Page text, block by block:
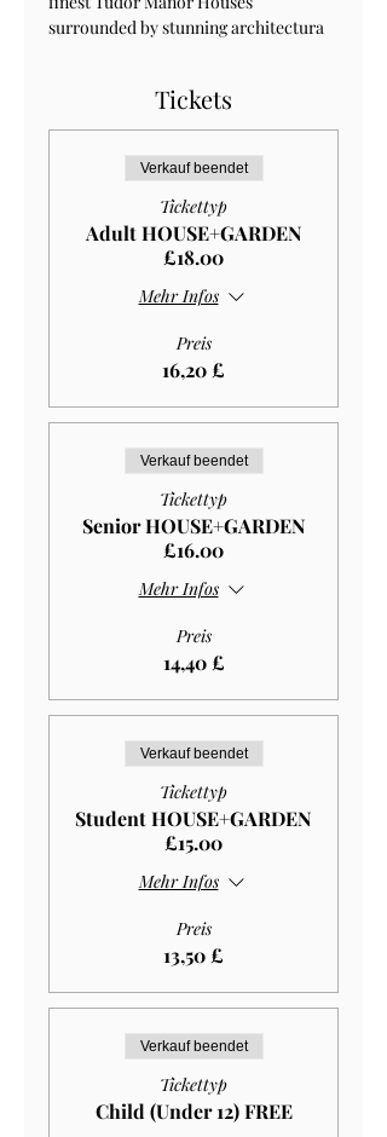
surrounded by stunning architectura
Tickets
Verkauf beendet
Tickettyp
Adult HOUSE+GARDEN
£18.00
Mehr Infos
Preis
16,20 £
Verkauf beendet
Tickettyp
Senior HOUSE+GARDEN
£16.00
Mehr Infos
Preis
14,40 £
Verkauf beendet
Tickettyp
Student HOUSE+GARDEN
£15.00
Mehr Infos
Preis
13,50 £
Verkauf beendet
Tickettyp
Child (Under 12) FREE